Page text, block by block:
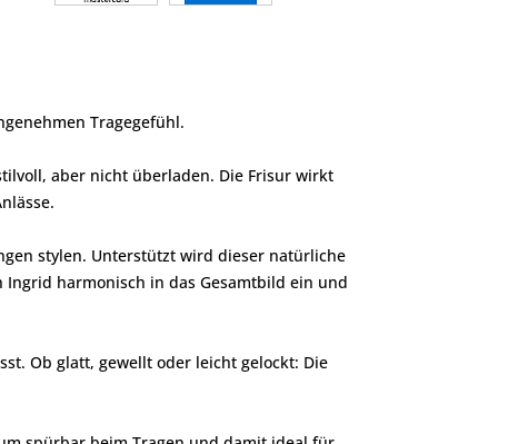
Tragegefühl.
aber nicht überladen. Die Frisur wirkt
stylen. Unterstützt wird dieser natürliche
harmonisch in das Gesamtbild ein und
Ob glatt, gewellt oder leicht gelockt: Die